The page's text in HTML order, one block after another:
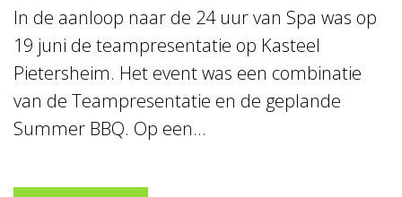
In de aanloop naar de 24 uur van Spa was op
19 juni de teampresentatie op Kasteel
Pietersheim. Het event was een combinatie
van de Teampresentatie en de geplande
Summer BBQ. Op een...